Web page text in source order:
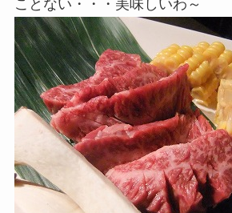
ことない・・・美味しいわ～